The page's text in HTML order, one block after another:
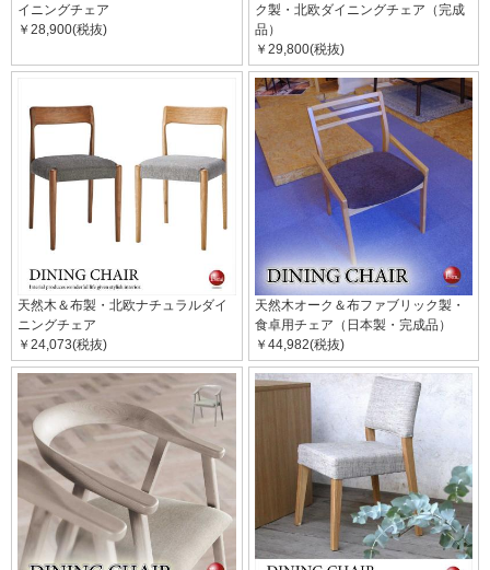
イニングチェア
￥28,900(税抜)
ク製・北欧ダイニングチェア（完成
品）
￥29,800(税抜)
天然木＆布製・北欧ナチュラルダイ
ニングチェア
￥24,073(税抜)
天然木オーク＆布ファブリック製・
食卓用チェア（日本製・完成品）
￥44,982(税抜)